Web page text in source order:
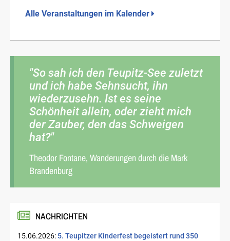
Alle Veranstaltungen im Kalender
"So sah ich den Teupitz-See zuletzt
und ich habe Sehnsucht, ihn
wiederzusehn. Ist es seine
Schönheit allein, oder zieht mich
der Zauber, den das Schweigen
hat?"
Theodor Fontane, Wanderungen durch die Mark
Brandenburg
NACHRICHTEN
15.06.2026: 5. Teupitzer Kinderfest begeistert rund 350